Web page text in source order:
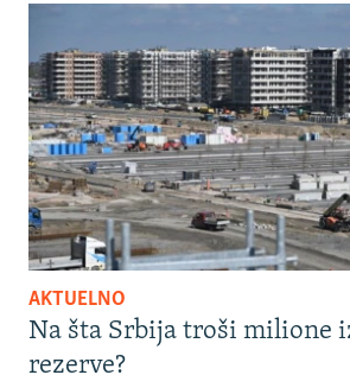
AKTUELNO
Na šta Srbija troši milione
rezerve?